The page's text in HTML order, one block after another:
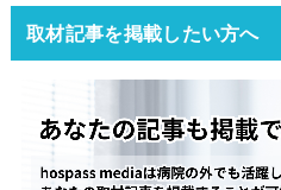
取材記事を掲載したい方へ